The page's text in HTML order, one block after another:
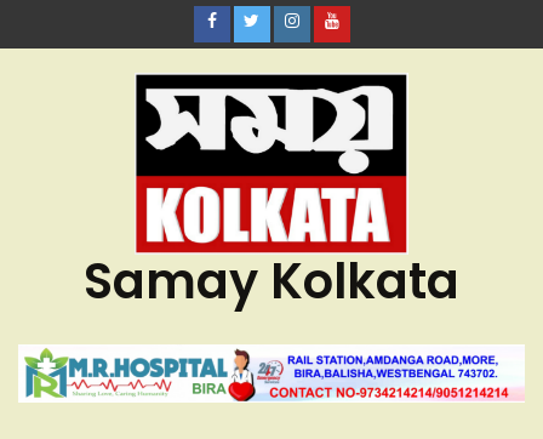
Samay Kolkata